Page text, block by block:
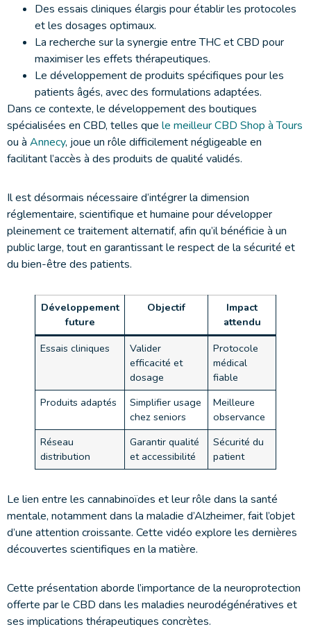
Des essais cliniques élargis pour établir les protocoles
et les dosages optimaux.
La recherche sur la synergie entre THC et CBD pour
maximiser les effets thérapeutiques.
Le développement de produits spécifiques pour les
patients âgés, avec des formulations adaptées.
Dans ce contexte, le développement des boutiques
spécialisées en CBD, telles que le meilleur CBD Shop à Tours
ou à Annecy, joue un rôle difficilement négligeable en
facilitant l’accès à des produits de qualité validés.
Il est désormais nécessaire d’intégrer la dimension
réglementaire, scientifique et humaine pour développer
pleinement ce traitement alternatif, afin qu’il bénéficie à un
public large, tout en garantissant le respect de la sécurité et
du bien-être des patients.
Développement
future
Objectif
Impact
attendu
Essais cliniques
Valider
efficacité et
dosage
Protocole
médical
fiable
Produits adaptés
Simplifier usage
chez seniors
Meilleure
observance
Réseau
distribution
Garantir qualité
et accessibilité
Sécurité du
patient
Le lien entre les cannabinoïdes et leur rôle dans la santé
mentale, notamment dans la maladie d’Alzheimer, fait l’objet
d’une attention croissante. Cette vidéo explore les dernières
découvertes scientifiques en la matière.
Cette présentation aborde l’importance de la neuroprotection
offerte par le CBD dans les maladies neurodégénératives et
ses implications thérapeutiques concrètes.